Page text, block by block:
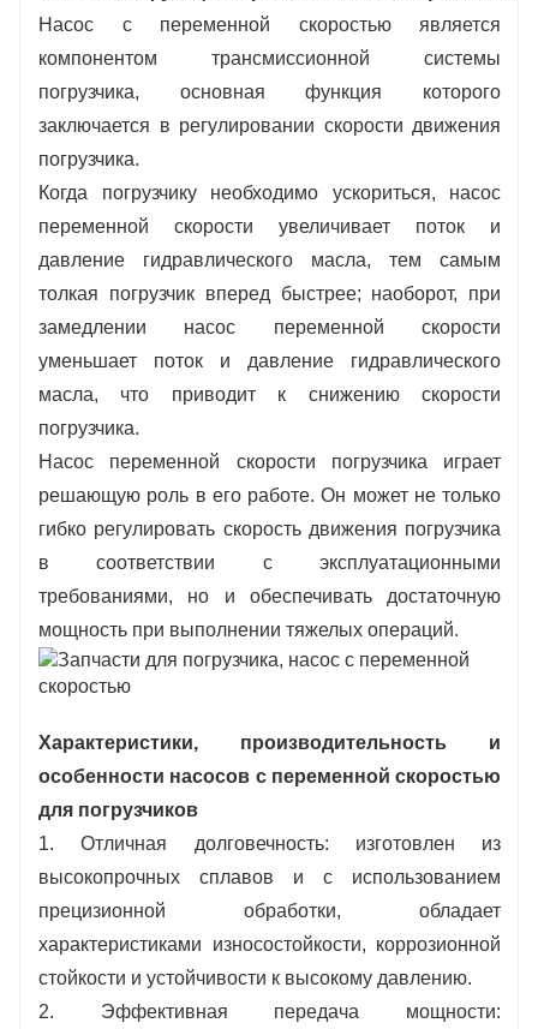
Насос с переменной скоростью является
компонентом трансмиссионной системы
погрузчика, основная функция которого
заключается в регулировании скорости движения
погрузчика.
Когда погрузчику необходимо ускориться, насос
переменной скорости увеличивает поток и
давление гидравлического масла, тем самым
толкая погрузчик вперед быстрее; наоборот, при
замедлении насос переменной скорости
уменьшает поток и давление гидравлического
масла, что приводит к снижению скорости
погрузчика.
Насос переменной скорости погрузчика играет
решающую роль в его работе. Он может не только
гибко регулировать скорость движения погрузчика
в соответствии с эксплуатационными
требованиями, но и обеспечивать достаточную
мощность при выполнении тяжелых операций.
Характеристики, производительность и
особенности насосов с переменной скоростью
для погрузчиков
1. Отличная долговечность: изготовлен из
высокопрочных сплавов и с использованием
прецизионной обработки, обладает
характеристиками износостойкости, коррозионной
стойкости и устойчивости к высокому давлению.
2. Эффективная передача мощности: